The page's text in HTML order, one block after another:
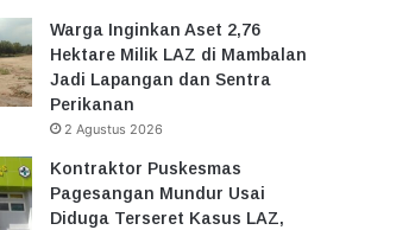
Warga Inginkan Aset 2,76
Hektare Milik LAZ di Mambalan
Jadi Lapangan dan Sentra
Perikanan
2 Agustus 2026
Kontraktor Puskesmas
Pagesangan Mundur Usai
Diduga Terseret Kasus LAZ,